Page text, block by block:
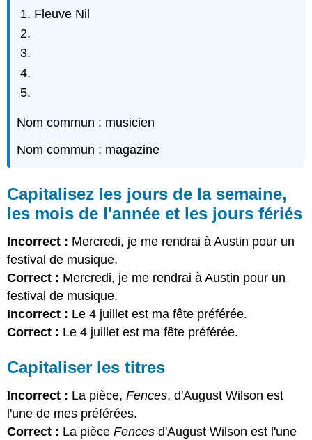
Fleuve Nil
Nom commun : musicien
Nom commun : magazine
Capitalisez les jours de la semaine,
les mois de l'année et les jours fériés
Incorrect : Mercredi, je me rendrai à Austin pour un
festival de musique.
Correct : Mercredi, je me rendrai à Austin pour un
festival de musique.
Incorrect : Le 4 juillet est ma fête préférée.
Correct : Le 4 juillet est ma fête préférée.
Capitaliser les titres
Incorrect : La pièce,Fences, d'August Wilson est
l'une de mes préférées.
Correct : La pièceFences d'August Wilson est l'une